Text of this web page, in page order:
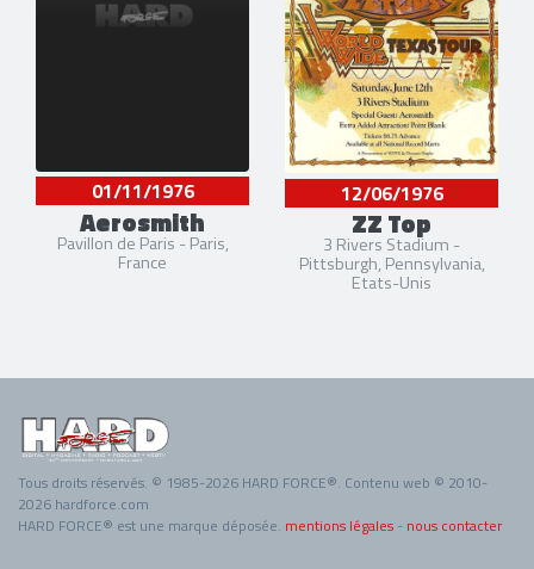
01/11/1976
Aerosmith
Pavillon de Paris - Paris,
France
12/06/1976
ZZ Top
3 Rivers Stadium -
Pittsburgh, Pennsylvania,
Etats-Unis
Tous droits réservés. © 1985-2026 HARD FORCE®. Contenu web © 2010-
2026 hardforce.com
HARD FORCE® est une marque déposée. mentions légales - nous contacter